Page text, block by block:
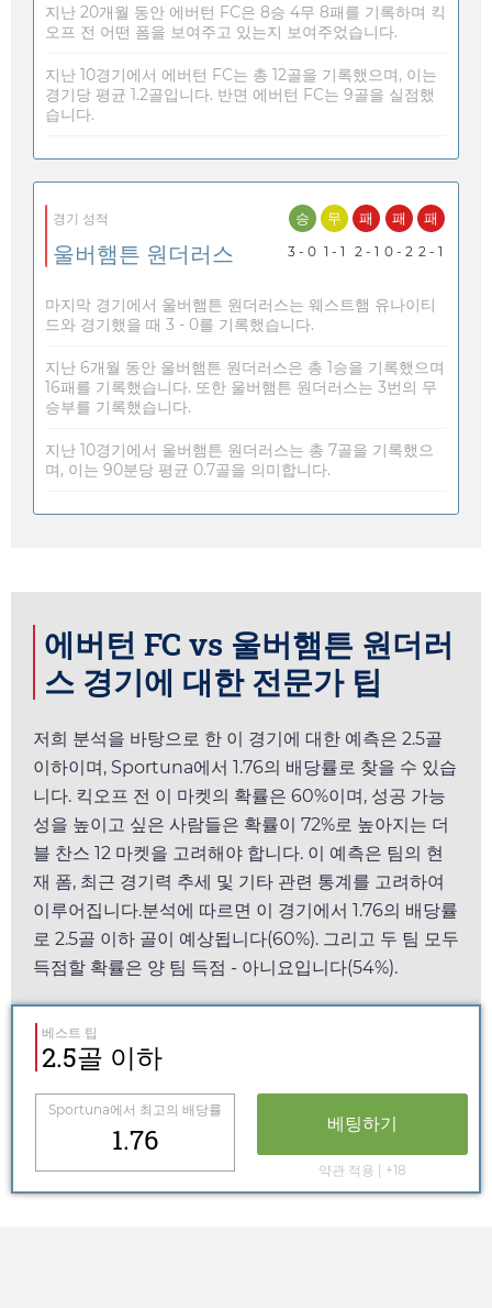
지난 20개월 동안 에버턴 FC은 8승 4무 8패를 기록하며 킥
오프 전 어떤 폼을 보여주고 있는지 보여주었습니다.
지난 10경기에서 에버턴 FC는 총 12골을 기록했으며, 이는
경기당 평균 1.2골입니다. 반면 에버턴 FC는 9골을 실점했
습니다.
경기 성적
울버햄튼 원더러스
승
3 - 0
무
1 - 1
패
2 - 1
패
0 - 2
패
2 - 1
마지막 경기에서 울버햄튼 원더러스는 웨스트햄 유나이티
드와 경기했을 때 3 - 0를 기록했습니다.
지난 6개월 동안 울버햄튼 원더러스은 총 1승을 기록했으며
16패를 기록했습니다. 또한 울버햄튼 원더러스는 3번의 무
승부를 기록했습니다.
지난 10경기에서 울버햄튼 원더러스는 총 7골을 기록했으
며, 이는 90분당 평균 0.7골을 의미합니다.
에버턴 FC vs 울버햄튼 원더러
스 경기에 대한 전문가 팁
저희 분석을 바탕으로 한 이 경기에 대한 예측은 2.5골
이하이며, Sportuna에서 1.76의 배당률로 찾을 수 있습
니다. 킥오프 전 이 마켓의 확률은 60%이며, 성공 가능
성을 높이고 싶은 사람들은 확률이 72%로 높아지는 더
블 찬스 12 마켓을 고려해야 합니다. 이 예측은 팀의 현
재 폼, 최근 경기력 추세 및 기타 관련 통계를 고려하여
이루어집니다.분석에 따르면 이 경기에서 1.76의 배당률
로 2.5골 이하 골이 예상됩니다(60%). 그리고 두 팀 모두
득점할 확률은 양 팀 득점 - 아니요입니다(54%).
베스트 팁
2.5골 이하
Sportuna에서 최고의 배당률
1.76 베팅하기
약관 적용 | +18